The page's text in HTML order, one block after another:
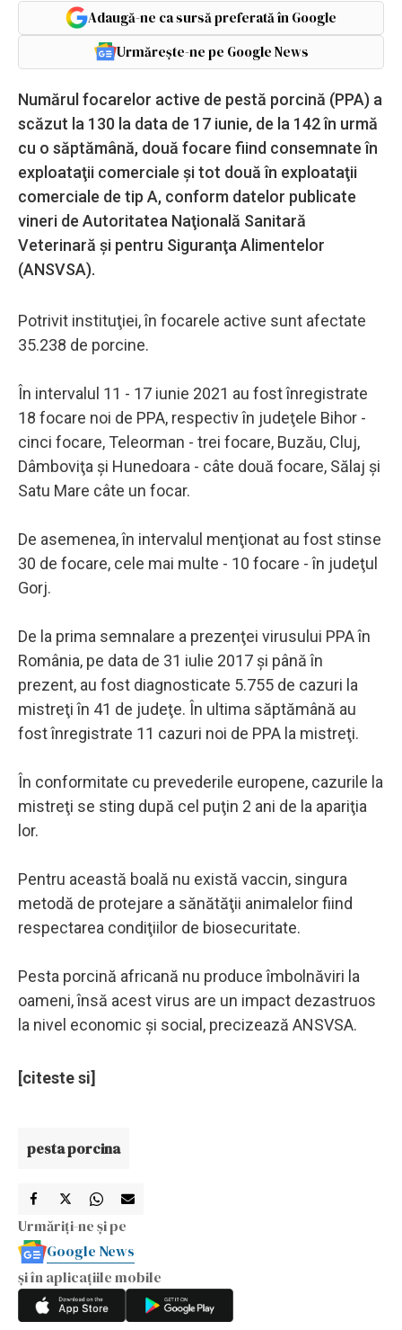
Adaugă-ne ca sursă preferată în Google
Urmărește-ne pe Google News
Numărul focarelor active de pestă porcină (PPA) a
scăzut la 130 la data de 17 iunie, de la 142 în urmă
cu o săptămână, două focare fiind consemnate în
exploataţii comerciale şi tot două în exploataţii
comerciale de tip A, conform datelor publicate
vineri de Autoritatea Naţională Sanitară
Veterinară şi pentru Siguranţa Alimentelor
(ANSVSA).
Potrivit instituţiei, în focarele active sunt afectate
35.238 de porcine.
În intervalul 11 - 17 iunie 2021 au fost înregistrate
18 focare noi de PPA, respectiv în judeţele Bihor -
cinci focare, Teleorman - trei focare, Buzău, Cluj,
Dâmboviţa şi Hunedoara - câte două focare, Sălaj şi
Satu Mare câte un focar.
De asemenea, în intervalul menţionat au fost stinse
30 de focare, cele mai multe - 10 focare - în judeţul
Gorj.
De la prima semnalare a prezenţei virusului PPA în
România, pe data de 31 iulie 2017 şi până în
prezent, au fost diagnosticate 5.755 de cazuri la
mistreţi în 41 de judeţe. În ultima săptămână au
fost înregistrate 11 cazuri noi de PPA la mistreţi.
În conformitate cu prevederile europene, cazurile la
mistreţi se sting după cel puţin 2 ani de la apariţia
lor.
Pentru această boală nu există vaccin, singura
metodă de protejare a sănătăţii animalelor fiind
respectarea condiţiilor de biosecuritate.
Pesta porcină africană nu produce îmbolnăviri la
oameni, însă acest virus are un impact dezastruos
la nivel economic şi social, precizează ANSVSA.
[citeste si]
pesta porcina
Urmăriți-ne și pe
Google News
și în aplicațiile mobile